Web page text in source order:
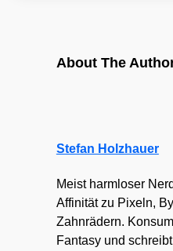
About The
Stefan Holzhauer
Meist harmloser
Affinität zu Pixeln,
Zahnrädern.
Fantasy und